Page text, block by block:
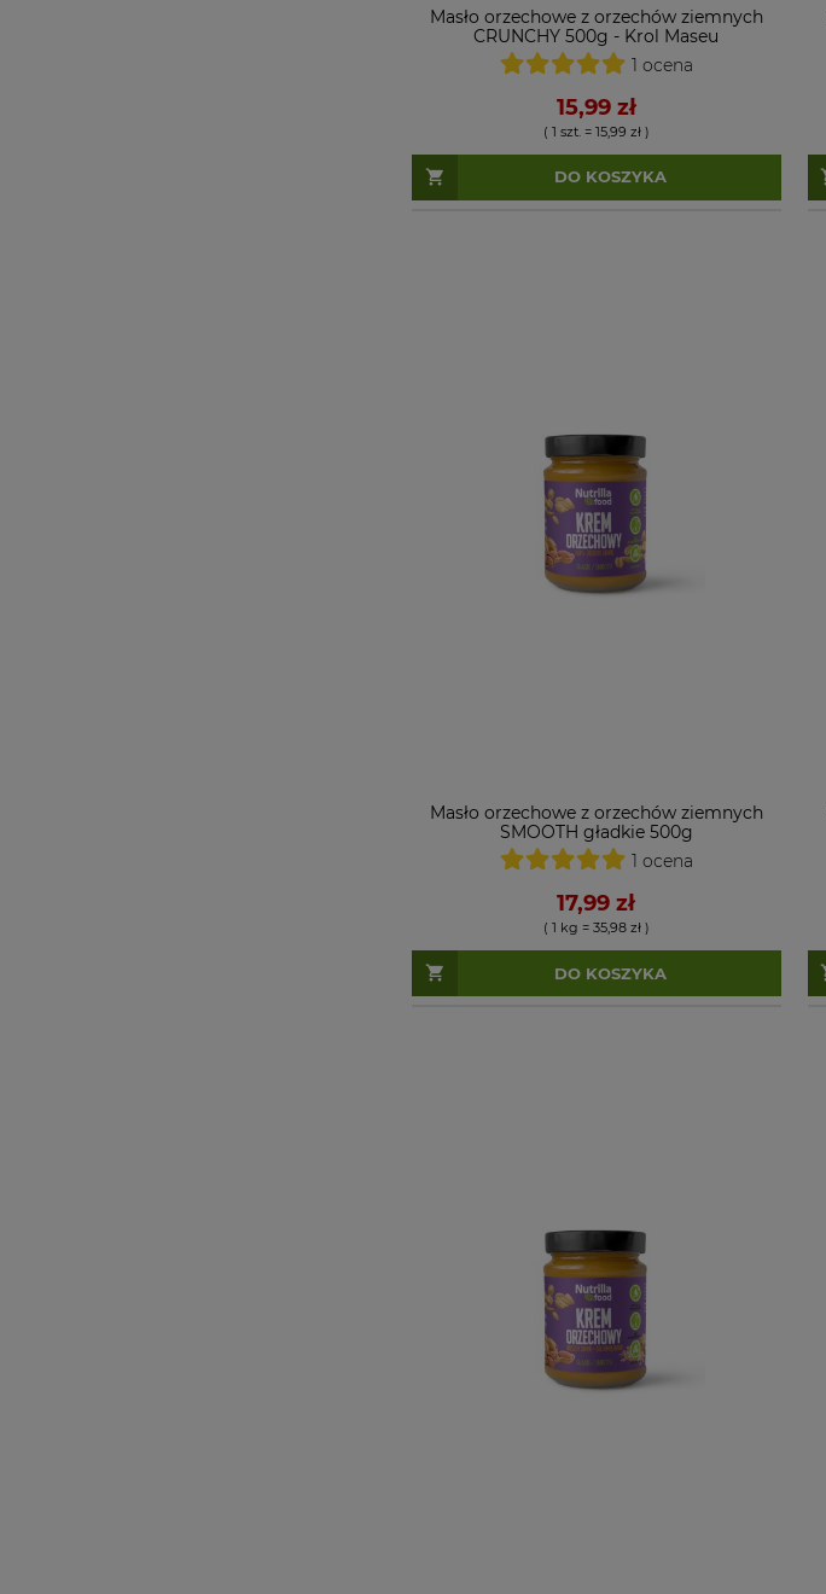
Masło orzechowe z orzechów ziemnych
CRUNCHY 500g - Krol Maseu
1 ocena
15,99 zł
( 1 szt. = 15,99 zł )
DO KOSZYKA
Masło orzechowe z orzechów ziemnych
SMOOTH gładkie 500g
1 ocena
17,99 zł
( 1 kg = 35,98 zł )
DO KOSZYKA